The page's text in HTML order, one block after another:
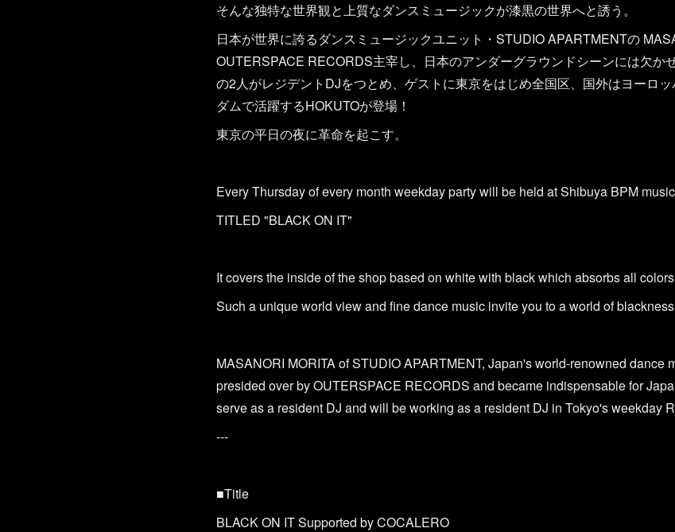
そんな独特な世界観と上質なダンスミュージックが漆黒の世界へと誘う。
日本が世界に誇るダンスミュージックユニット・STUDIO APARTMENTの
OUTERSPACE RECORDS主宰し、日本のアンダーグラウンドシーンには欠か
の2人がレジデントDJをつとめ、ゲストに東京をはじめ全国区、国外はヨーロ
ダムで活躍するHOKUTOが登場！
東京の平日の夜に革命を起こす。
Every Thursday of every month weekday party will be held at Shibuya BPM
TITLED "BLACK ON IT"
It covers the inside of the shop based on white with black which absorbs all
Such a unique world view and fine dance music invite you to a world of
MASANORI MORITA of STUDIO APARTMENT, Japan's world-renowned dance
presided over by OUTERSPACE RECORDS and became indispensable for
serve as a resident DJ and will be working as a resident DJ in Tokyo's weekday
---
■Title
BLACK ON IT Supported by COCALERO